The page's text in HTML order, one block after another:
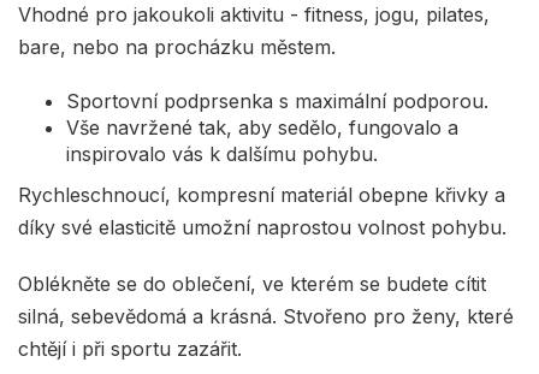
Vhodné pro jakoukoli aktivitu - fitness, jogu, pilates,
bare, nebo na procházku městem.
Sportovní podprsenka s maximální podporou.
Vše navržené tak, aby sedělo, fungovalo a
inspirovalo vás k dalšímu pohybu.
Rychleschnoucí, kompresní materiál obepne křivky a
díky své elasticitě umožní naprostou volnost pohybu.
Oblékněte se do oblečení, ve kterém se budete cítit
silná, sebevědomá a krásná. Stvořeno pro ženy, které
chtějí i při sportu zazářit.